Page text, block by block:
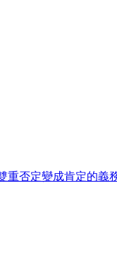
否定變成肯定的義